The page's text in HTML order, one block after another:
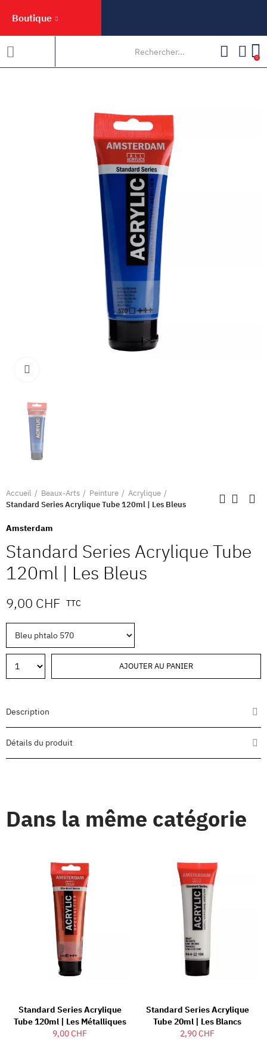
Boutique
0
Accueil Beaux-Arts Peinture
Acrylique
Standard Series Acrylique Tube 120ml | Les Bleus
Amsterdam
Standard Series Acrylique Tube
120ml | Les Bleus
9,00 CHF TTC
AJOUTER AU PANIER
Description
Détails du produit
Dans la même catégorie
Standard Series Acrylique
Tube 120ml | Les Métalliques
9,00 CHF
Standard Series Acrylique
Tube 20ml | Les Blancs
2,90 CHF